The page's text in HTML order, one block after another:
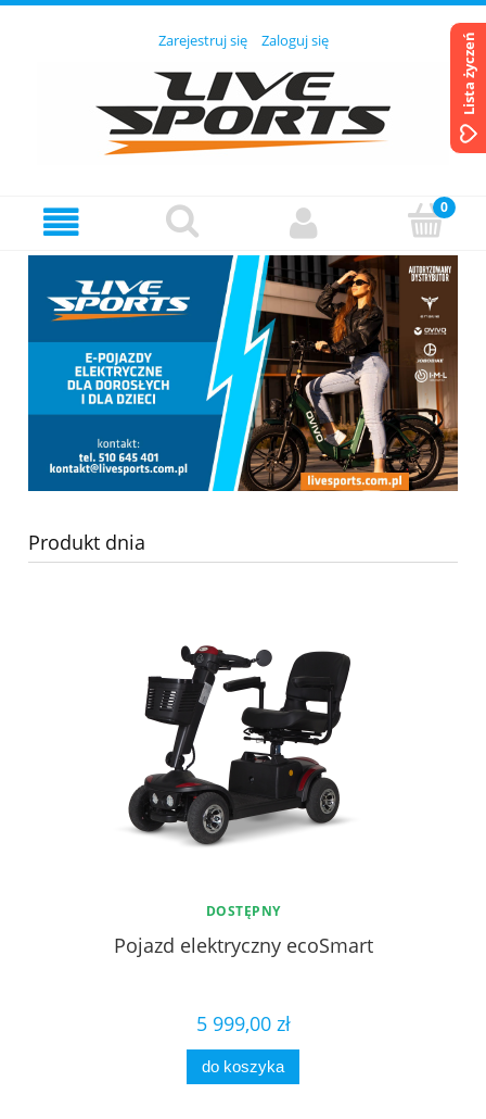
Zarejestruj się Zaloguj się
Produkt dnia
DOSTĘPNY
Pojazd elektryczny ecoSmart
5 999,00 zł
do koszyka
Lista życzeń